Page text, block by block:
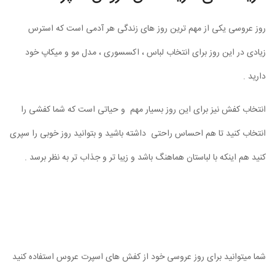
روز عروسی یکی از مهم ترین روز های زندگی هر آدمی است که استرس
زیادی در این روز برای انتخاب لباس ، اکسسوری ، مدل مو و میکاپ خود
دارید .
انتخاب کفش نیز برای این روز بسیار مهم و حیاتی است که شما کفشی را
انتخاب کنید تا هم احساس راحتی داشته باشید و بتوانید روز خوبی را سپری
کنید هم اینکه با لباستان هماهنگ باشد و زیبا تر و جذاب تر به نظر برسد .
شما میتوانید برای روز عروسی خود از کفش های اسپرت عروس استفاده کنید